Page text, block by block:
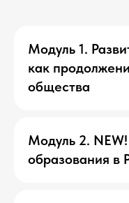
Модуль 1.
как
общества
Модуль 2.
образования в